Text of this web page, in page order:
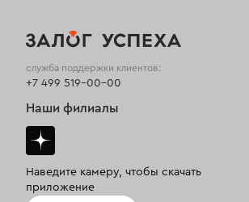
служба поддержки клиентов:
+7 499 519-00-00
Наши филиалы
Наведите камеру, чтобы скачать
приложение